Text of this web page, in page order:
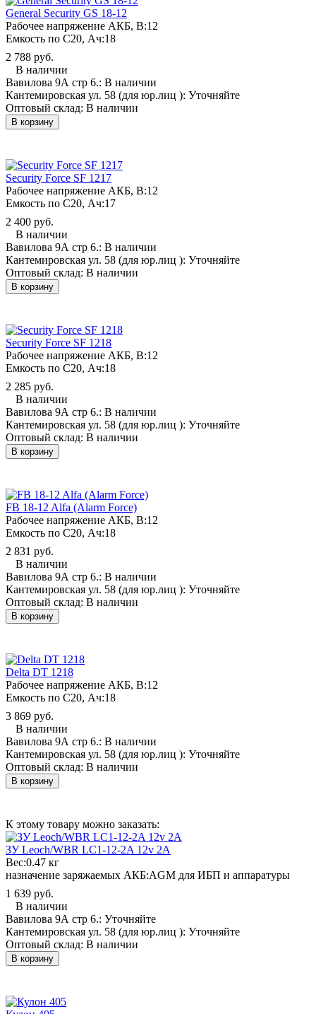
General Security GS 18-12
Рабочее напряжение АКБ, B:12
Емкость по С20, Ач:18
2 788 руб.
В наличии
Вавилова 9А стр 6.: В наличии
Кантемировская ул. 58 (для юр.лиц ): Уточняйте
Оптовый склад: В наличии
В корзину
Security Force SF 1217
Рабочее напряжение АКБ, B:12
Емкость по С20, Ач:17
2 400 руб.
В наличии
Вавилова 9А стр 6.: В наличии
Кантемировская ул. 58 (для юр.лиц ): Уточняйте
Оптовый склад: В наличии
В корзину
Security Force SF 1218
Рабочее напряжение АКБ, B:12
Емкость по С20, Ач:18
2 285 руб.
В наличии
Вавилова 9А стр 6.: В наличии
Кантемировская ул. 58 (для юр.лиц ): Уточняйте
Оптовый склад: В наличии
В корзину
FB 18-12 Alfa (Alarm Force)
Рабочее напряжение АКБ, B:12
Емкость по С20, Ач:18
2 831 руб.
В наличии
Вавилова 9А стр 6.: В наличии
Кантемировская ул. 58 (для юр.лиц ): Уточняйте
Оптовый склад: В наличии
В корзину
Delta DT 1218
Рабочее напряжение АКБ, B:12
Емкость по С20, Ач:18
3 869 руб.
В наличии
Вавилова 9А стр 6.: В наличии
Кантемировская ул. 58 (для юр.лиц ): Уточняйте
Оптовый склад: В наличии
В корзину
К этому товару можно заказать:
ЗУ Leoch/WBR LC1-12-2A 12v 2A
Вес:0.47 кг
назначение заряжаемых АКБ:AGM для ИБП и аппаратуры
1 639 руб.
В наличии
Вавилова 9А стр 6.: Уточняйте
Кантемировская ул. 58 (для юр.лиц ): Уточняйте
Оптовый склад: В наличии
В корзину